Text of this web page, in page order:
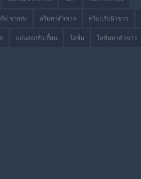
ม ขายส่ง ครีมทาตัวขาว ครีมปรับผิวขาว
แผ่นลอกสิวเสี้ยน โลชั่น โลชั่นทาตัวขาว